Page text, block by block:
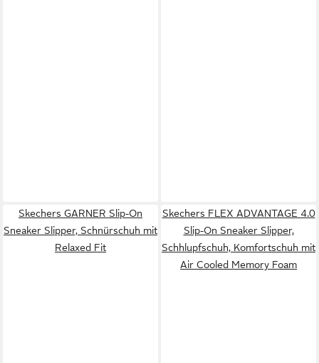
Skechers GARNER Slip-On
Sneaker Slipper, Schnürschuh mit
Relaxed Fit
Skechers FLEX ADVANTAGE 4.0
Slip-On Sneaker Slipper,
Schhlupfschuh, Komfortschuh mit
Air Cooled Memory Foam